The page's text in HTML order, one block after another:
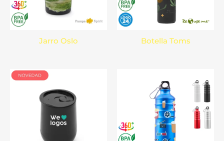
Jarro Oslo Botella Toms